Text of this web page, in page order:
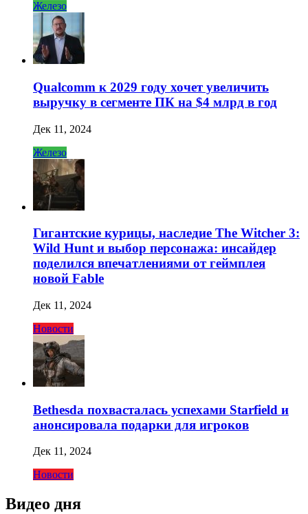
Железо
Qualcomm к 2029 году хочет увеличить
выручку в сегменте ПК на $4 млрд в год
Дек 11, 2024
Железо
Гигантские курицы, наследие The Witcher 3:
Wild Hunt и выбор персонажа: инсайдер
поделился впечатлениями от геймплея
новой Fable
Дек 11, 2024
Новости
Bethesda похвасталась успехами Starfield и
анонсировала подарки для игроков
Дек 11, 2024
Новости
Видео дня